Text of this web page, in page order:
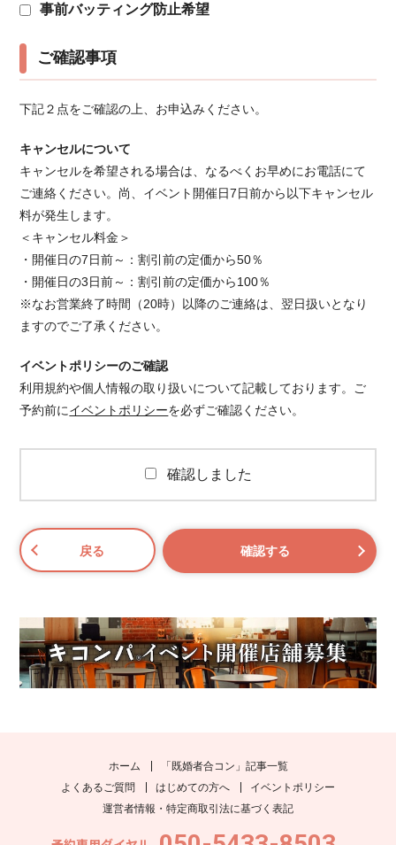
事前バッティング防止希望
ご確認事項
下記２点をご確認の上、お申込みください。
キャンセルについて
キャンセルを希望される場合は、なるべくお早めにお電話にて
ご連絡ください。 尚、イベント開催日7日前から以下キャンセル
料が発生します。
＜キャンセル料金＞
・開催日の7日前～：割引前の定価から50％
・開催日の3日前～：割引前の定価から100％
※なお営業終了時間（20時）以降のご連絡は、翌日扱いとなり
ますのでご了承ください。
イベントポリシーのご確認
利用規約や個人情報の取り扱いについて記載しております。ご
予約前にイベントポリシーを必ずご確認ください。
確認しました
ホーム
「既婚者合コン」記事一覧
よくあるご質問
はじめての方へ
イベントポリシー
運営者情報・特定商取引法に基づく表記